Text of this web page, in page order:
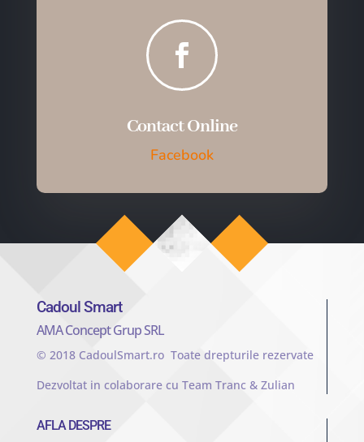

Contact Online
Facebook
Cadoul Smart
AMA Concept Grup SRL
© 2018 CadoulSmart.ro Toate drepturile rezervate
Dezvoltat in colaborare cu Team Tranc & Zulian
AFLA DESPRE